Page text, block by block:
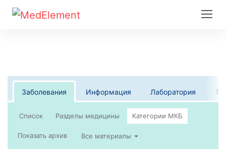
Заболевания Информация Лаборатория
Список
Все материалы